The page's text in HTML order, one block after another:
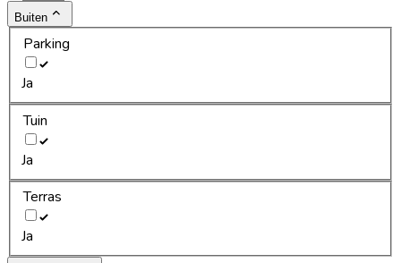
Buiten
Parking
Ja
Tuin
Ja
Terras
Ja